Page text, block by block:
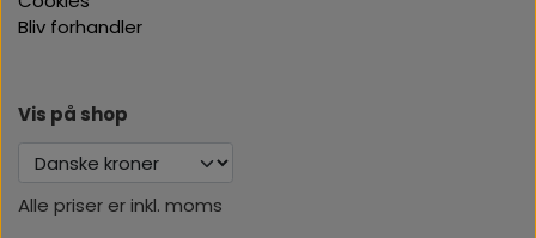
Bliv forhandler
Vis på shop
Alle priser er inkl. moms